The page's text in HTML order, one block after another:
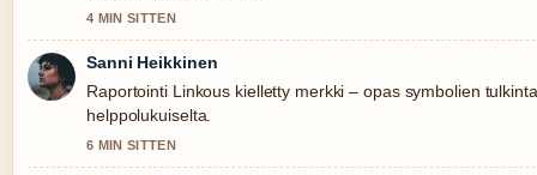
4 MIN SITTEN
Sanni Heikkinen
Raportointi Linkous kielletty merkki – opas symbolien
helppolukuiselta.
6 MIN SITTEN